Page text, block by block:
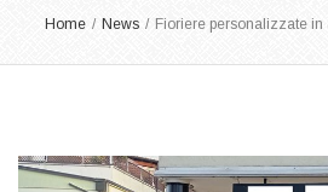
Home / News / Fioriere personalizzate in